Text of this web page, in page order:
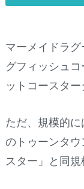
マーメイドラ
グフィッシュ
ットコースター
ただ、規模的
のトゥーンタ
スター」と同規